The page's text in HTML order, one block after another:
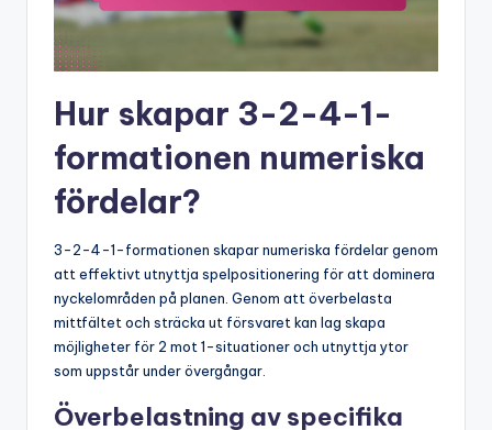
Hur skapar 3-2-4-1-
formationen numeriska
fördelar?
3-2-4-1-formationen skapar numeriska fördelar genom
att effektivt utnyttja spelpositionering för att dominera
nyckelområden på planen. Genom att överbelasta
mittfältet och sträcka ut försvaret kan lag skapa
möjligheter för 2 mot 1-situationer och utnyttja ytor
som uppstår under övergångar.
Överbelastning av specifika